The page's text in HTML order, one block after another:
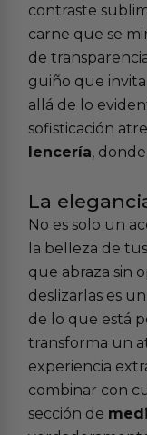
contraste
carne que se
de
guiño que invita
allá de lo
sofisticación
lencería,
La
No es solo un
la belleza de
que abraza sin
deslizarlas es
de lo que está
transforma un
experiencia
combinar con
sección de